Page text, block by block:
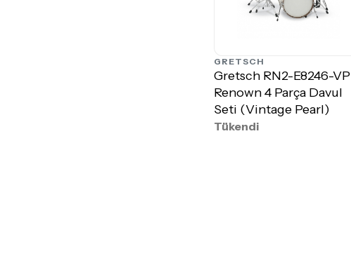
GRETSCH
Gretsch RN2-E8246-VP
Renown 4 Parça Davul
Seti (Vintage Pearl)
Tükendi